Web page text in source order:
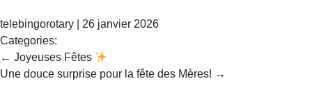
telebingorotary
26 janvier 2026
Categories:
Navigation
de
← Joyeuses Fêtes
Une douce surprise pour la fête des Mères! →